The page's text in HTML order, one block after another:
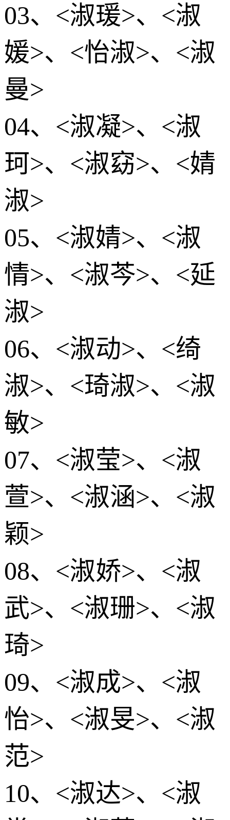
03、<淑瑗>、<淑
媛>、<怡淑>、<淑
曼>
04、<淑凝>、<淑
珂>、<淑窈>、<婧
淑>
05、<淑婧>、<淑
情>、<淑芩>、<延
淑>
06、<淑动>、<绮
淑>、<琦淑>、<淑
敏>
07、<淑莹>、<淑
萱>、<淑涵>、<淑
颖>
08、<淑娇>、<淑
武>、<淑珊>、<淑
琦>
09、<淑成>、<淑
怡>、<淑旻>、<淑
范>
10、<淑达>、<淑